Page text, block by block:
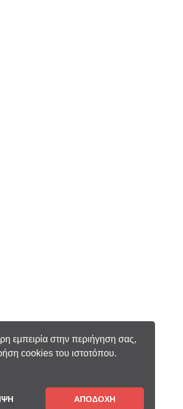
εμπειρία στην περιήγηση σας,
cookies του ιστοτόπου.
ΑΠΟΔΟΧΗ